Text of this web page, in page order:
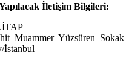
İletişim Bilgileri:
Muammer Yüzsüren Sokak
İstanbul